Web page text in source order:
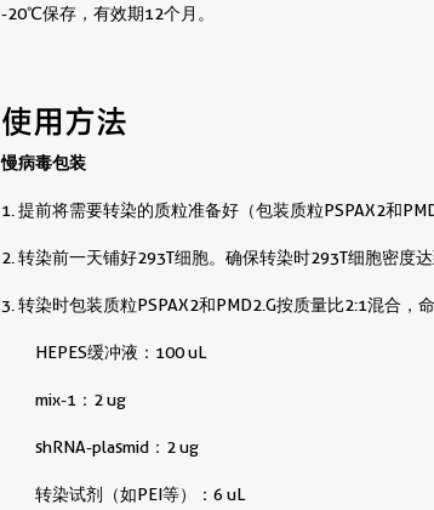
-20℃保存 ，有效期12个月。
使用方法
慢病毒包装
1. 提前将需要转染的质粒准备好（包装质粒PSPAX2和
2. 转染前一天铺好293T细胞。确保转染时293T细胞密度
3. 转染时包装质粒PSPAX2和PMD2.G按质量比2:1混合，
HEPES缓冲液：100 uL
mix-1：2 ug
shRNA-plasmid：2 ug
转染试剂（如PEI等）：6 uL